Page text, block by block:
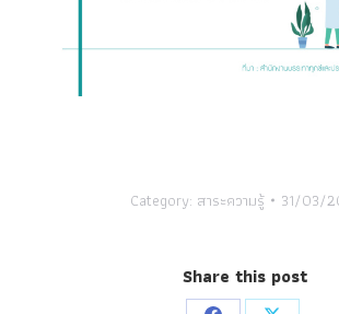
Category: สาระความรู้ 31/03/
Share this post